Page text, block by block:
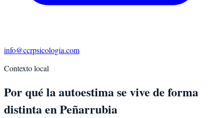
info@ccrpsicologia.com
Contexto local
Por qué la autoestima se vive de forma
distinta en Peñarrubia